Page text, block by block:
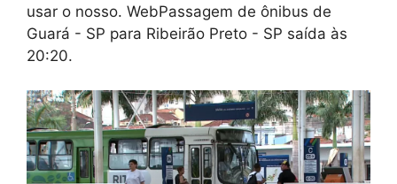
usar o nosso. WebPassagem de ônibus de
Guará - SP para Ribeirão Preto - SP saída às
20:20.